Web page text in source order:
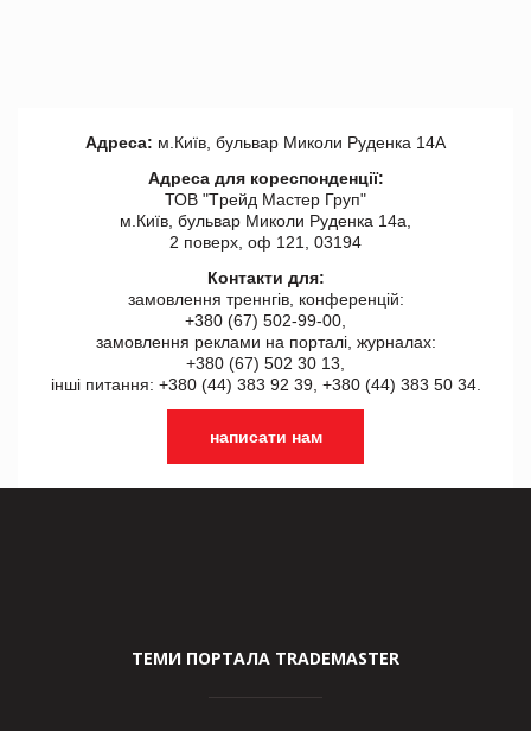
Адреса: м.Київ, бульвар Миколи Руденка 14А
Адреса для кореспонденції:
ТОВ "Tрейд Мастер Груп"
м.Київ, бульвар Миколи Руденка 14а,
2 поверх, оф 121, 03194
Контакти для:
замовлення треннгів, конференцій:
+380 (67) 502-99-00,
замовлення реклами на порталі, журналах:
+380 (67) 502 30 13,
інші питання: +380 (44) 383 92 39, +380 (44) 383 50 34.
написати нам
ТЕМИ ПОРТАЛА TRADEMASTER